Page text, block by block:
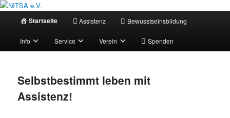
Zum
primären
springenNITSA e.V.
Selbstbestimmt leben mit Assistenz!
HauptmenüStartseite Assistenz Bewusstseinsbildung
Info Service Verein Spenden
Selbstbestimmt leben mit
Assistenz!